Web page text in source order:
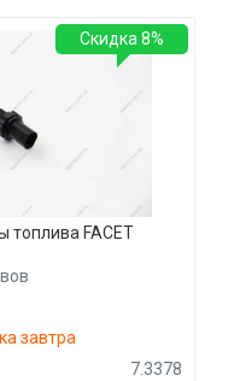
топлива FACET
завтра
7.3378
Скидка 8%